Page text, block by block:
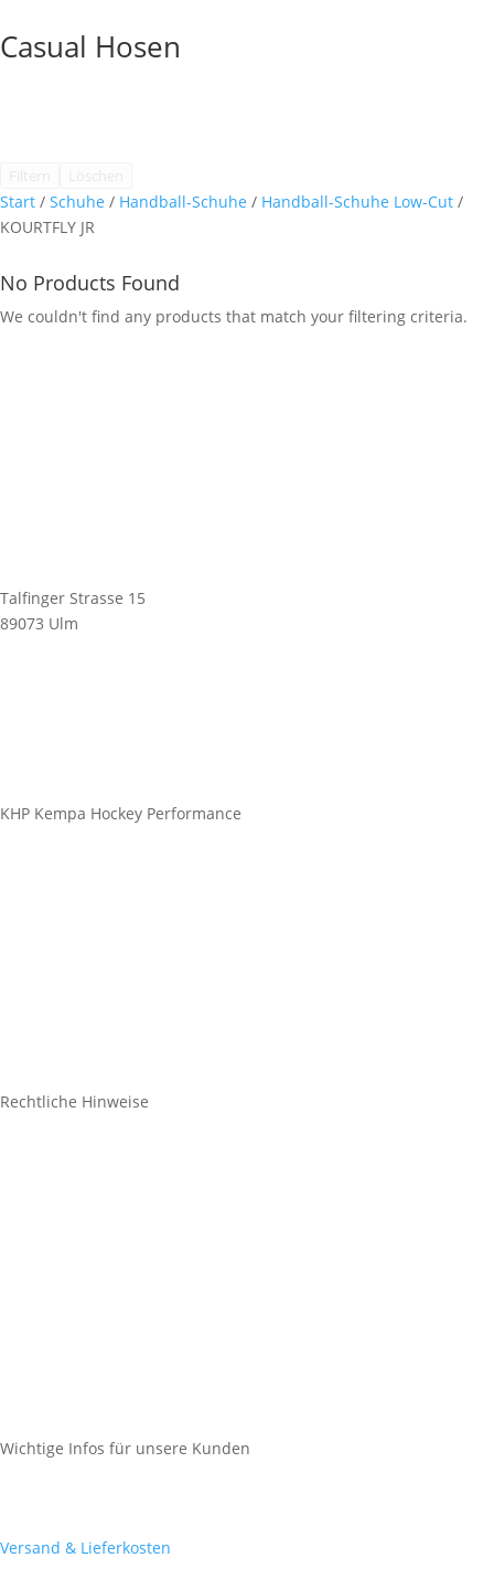
Casual Hosen
Start / Schuhe / Handball-Schuhe / Handball-Schuhe Low-Cut /
KOURTFLY JR
No Products Found
We couldn't find any products that match your filtering criteria.
Talfinger Strasse 15
89073 Ulm
KHP Kempa Hockey Performance
Rechtliche Hinweise
Wichtige Infos für unsere Kunden
Versand & Lieferkosten